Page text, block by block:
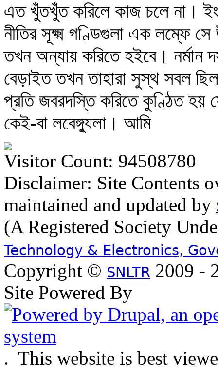
এত খুঁতখুঁত করিলে কাজ চলে না।
নীতির সূক্ষ্ম গণ্ডিগুলা এক লম্ফে
তখন অন্যায় করিতে হইবে। নর্মান
বেড়াইত তখন তাহারা সুস্থ সবল
প্রতি জবরদস্তি করিতে কুণ্ঠিত হয়
কেই-বা লবেঙ্গ্যুলা। আমি
Visitor Count: 94508780
Disclaimer: Site Contents
maintained and updated by
(A Registered Society
Technology & Electronics,
Copyright © SNLTR 2009 -
Site Powered By
. This website is best